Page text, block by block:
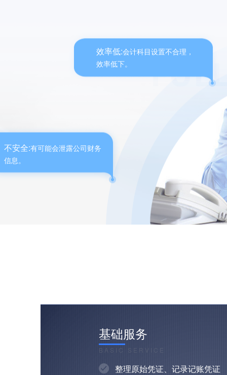
效率低:会计科目设置不合理，
效率低下。
不安全:有可能会泄露公司财务
信息。
基础服务
BASIC SERVICE
整理原始凭证、记录记账凭证